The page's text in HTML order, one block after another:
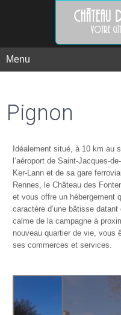
Menu
Pignon
Idéalement situé, à 10 km au
l’aéroport de Saint-Jacques-
Ker-Lann et de sa gare
Rennes, le Château des
et vous offre un hébergement
caractère d’une bâtisse
calme de la campagne à
nouveau quartier de vie, vous
ses commerces et services.